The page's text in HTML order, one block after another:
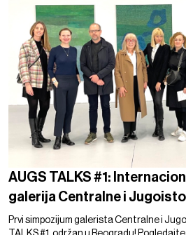
AUGS TALKS #1:
galerija Centralne i
Prvi simpozijum galerista Centralne i